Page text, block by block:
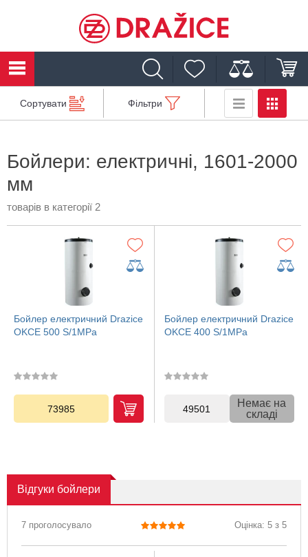
Сортувати Фільтри
Бойлери: електричні, 1601-2000
мм
товарів в категорії 2
Бойлер електричний Drazice
OKCE 500 S/1MPa
73985
Бойлер електричний Drazice
OKCE 400 S/1MPa
49501
Немає на
складі
Відгуки бойлери
7 проголосувало Оцінка: 5 з 5